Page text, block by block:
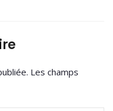
Les champs